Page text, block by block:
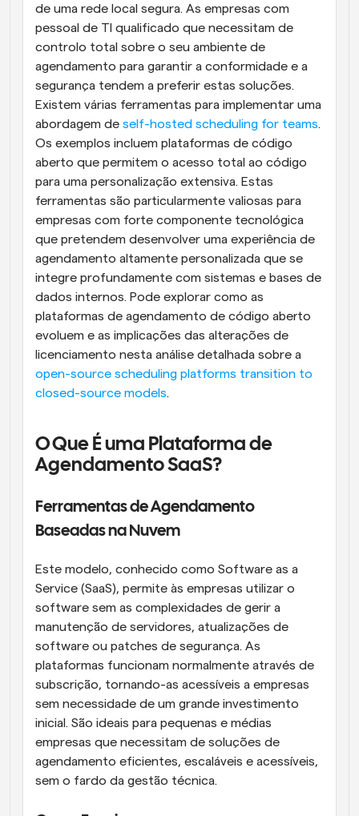
de uma rede local segura. As empresas com
pessoal de TI qualificado que necessitam de
controlo total sobre o seu ambiente de
agendamento para garantir a conformidade e a
segurança tendem a preferir estas soluções.
Existem várias ferramentas para implementar uma
abordagem de self-hosted scheduling for teams.
Os exemplos incluem plataformas de código
aberto que permitem o acesso total ao código
para uma personalização extensiva. Estas
ferramentas são particularmente valiosas para
empresas com forte componente tecnológica
que pretendem desenvolver uma experiência de
agendamento altamente personalizada que se
integre profundamente com sistemas e bases de
dados internos. Pode explorar como as
plataformas de agendamento de código aberto
evoluem e as implicações das alterações de
open-source scheduling platforms transition to
closed-source models.
O Que É uma Plataforma de
Agendamento SaaS?
Ferramentas de Agendamento
Baseadas na Nuvem
Este modelo, conhecido como Software as a
Service (SaaS), permite às empresas utilizar o
software sem as complexidades de gerir a
manutenção de servidores, atualizações de
software ou patches de segurança. As
plataformas funcionam normalmente através de
subscrição, tornando-as acessíveis a empresas
sem necessidade de um grande investimento
inicial. São ideais para pequenas e médias
empresas que necessitam de soluções de
agendamento eficientes, escaláveis e acessíveis,
sem o fardo da gestão técnica.